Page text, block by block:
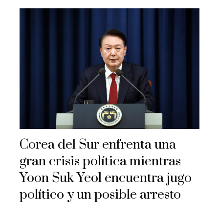
Corea del Sur enfrenta una
gran crisis política mientras
Yoon Suk Yeol encuentra jugo
político y un posible arresto